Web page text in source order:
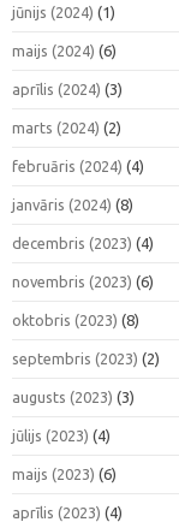
jūnijs (2024) (1)
maijs (2024) (6)
aprīlis (2024) (3)
marts (2024) (2)
februāris (2024) (4)
janvāris (2024) (8)
decembris (2023) (4)
novembris (2023) (6)
oktobris (2023) (8)
septembris (2023) (2)
augusts (2023) (3)
jūlijs (2023) (4)
maijs (2023) (6)
aprīlis (2023) (4)